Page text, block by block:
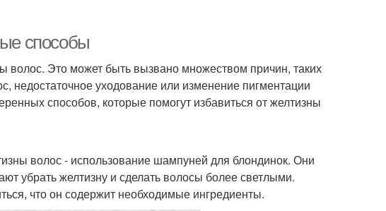
способы
волос. Это может быть вызвано множеством причин, таких
недостаточное уходование или изменение пигментации
способов, которые помогут избавиться от желтизны
волос - использование шампуней для блондинок. Они
убрать желтизну и сделать волосы более светлыми.
что он содержит необходимые ингредиенты.